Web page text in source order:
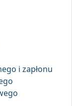
i zapłonu